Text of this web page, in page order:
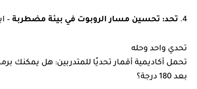
4. تحد: تحسين مسار الروبوت في بيئة مضطربة –
تحدي واحد وحله
تحمل أكاديمية أقمار تحديًا للمتدربين: هل يمكنك
بعد 180 درجة؟